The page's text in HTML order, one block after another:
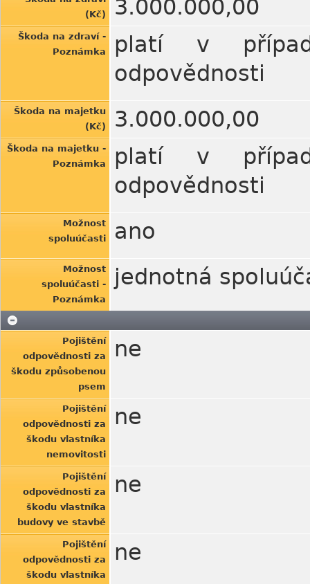
(Kč)
3.000.000,00
Škoda na zdraví -
Poznámka
platí v
odpovědnosti
Škoda na majetku
(Kč)
3.000.000,00
Škoda na majetku -
Poznámka
platí v
odpovědnosti
Možnost
spoluúčasti
ano
Možnost
spoluúčasti -
Poznámka
jednotná
Pojištění
odpovědnosti za
škodu způsobenou
psem
ne
Pojištění
odpovědnosti za
škodu vlastníka
nemovitosti
ne
Pojištění
odpovědnosti za
škodu vlastníka
budovy ve stavbě
ne
Pojištění
odpovědnosti za
škodu vlastníka
ne